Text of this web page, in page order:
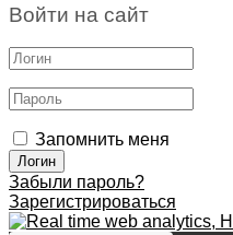
Войти на сайт
Запомнить меня
Забыли пароль?
Зарегистрироваться